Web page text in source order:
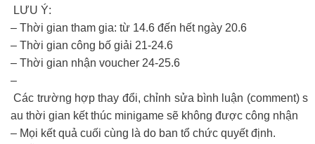
LƯU Ý:
– Thời gian tham gia: từ 14.6 đến hết ngày 20.6
– Thời gian công bố giải 21-24.6
– Thời gian nhận voucher 24-25.6
–
Các trường hợp thay đổi, chỉnh sửa bình luận (comment) s
au thời gian kết thúc minigame sẽ không được công nhận
– Mọi kết quả cuối cùng là do ban tổ chức quyết định.